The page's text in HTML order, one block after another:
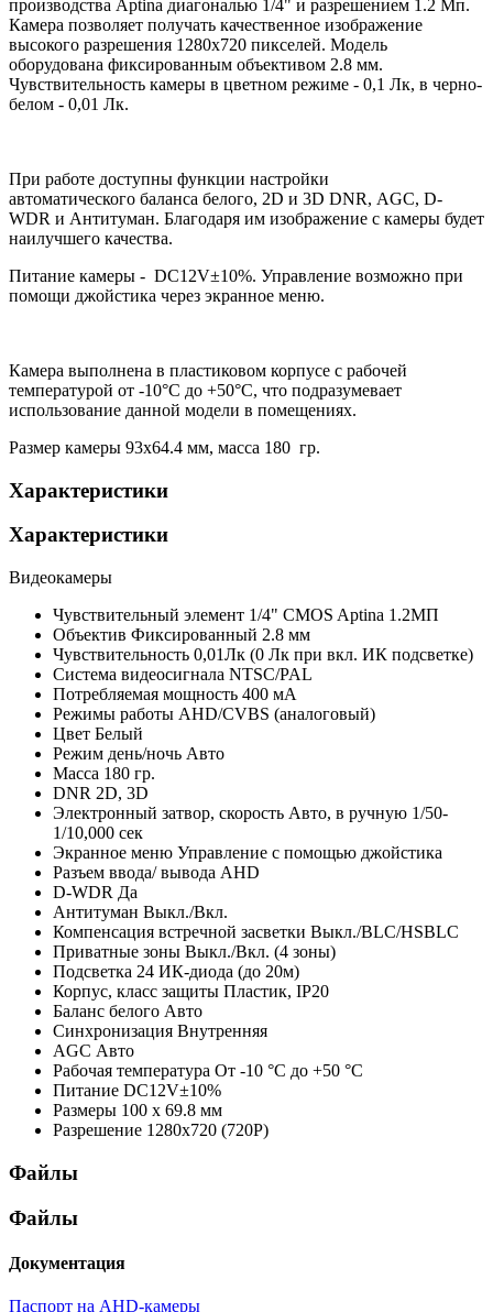
производства Aptina диагональю 1/4" и разрешением 1.2 Мп.
Камера позволяет получать качественное изображение
высокого разрешения 1280х720 пикселей. Модель
оборудована фиксированным объективом 2.8 мм.
Чувствительность камеры в цветном режиме - 0,1 Лк, в черно-
белом - 0,01 Лк.
При работе доступны функции настройки
автоматического баланса белого, 2D и 3D DNR, AGC, D-
WDR и Антитуман. Благодаря им изображение с камеры будет
наилучшего качества.
Питание камеры - DC12V±10%. Управление возможно при
помощи джойстика через экранное меню.
Камера выполнена в пластиковом корпусе с рабочей
температурой от -10°С до +50°С, что подразумевает
использование данной модели в помещениях.
Размер камеры 93х64.4 мм, масса 180 гр.
Характеристики
Характеристики
Видеокамеры
Чувствительный элемент 1/4" CMOS Aptina 1.2МП
Объектив Фиксированный 2.8 мм
Чувствительность 0,01Лк (0 Лк при вкл. ИК подсветке)
Система видеосигнала NTSC/PAL
Потребляемая мощность 400 мА
Режимы работы AHD/CVBS (аналоговый)
Цвет Белый
Режим день/ночь Авто
Масса 180 гр.
DNR 2D, 3D
Электронный затвор, скорость Авто, в ручную 1/50-
1/10,000 сек
Экранное меню Управление с помощью джойстика
Разъем ввода/ вывода AHD
D-WDR Да
Антитуман Выкл./Вкл.
Компенсация встречной засветки Выкл./BLC/HSBLC
Приватные зоны Выкл./Вкл. (4 зоны)
Подсветка 24 ИК-диода (до 20м)
Корпус, класс защиты Пластик, IP20
Баланс белого Авто
Синхронизация Внутренняя
AGC Авто
Рабочая температура От -10 °С до +50 °С
Питание DC12V±10%
Размеры 100 х 69.8 мм
Разрешение 1280х720 (720P)
Файлы
Файлы
Документация
Паспорт на AHD-камеры